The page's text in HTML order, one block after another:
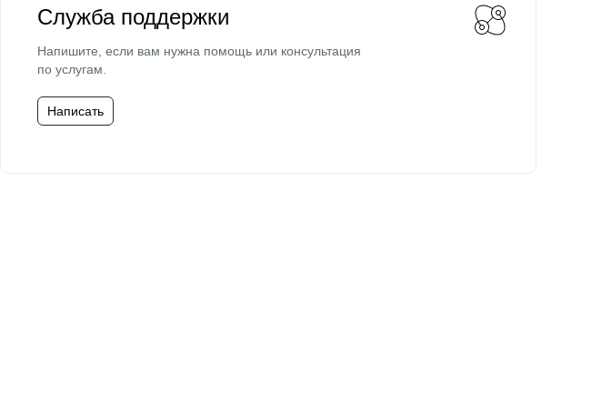
Служба поддержки
Напишите, если вам нужна помощь или консультация
по услугам.
Написать